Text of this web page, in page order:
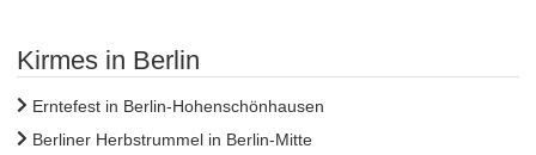
Kirmes in Berlin
Erntefest in Berlin-Hohenschönhausen
Berliner Herbstrummel in Berlin-Mitte